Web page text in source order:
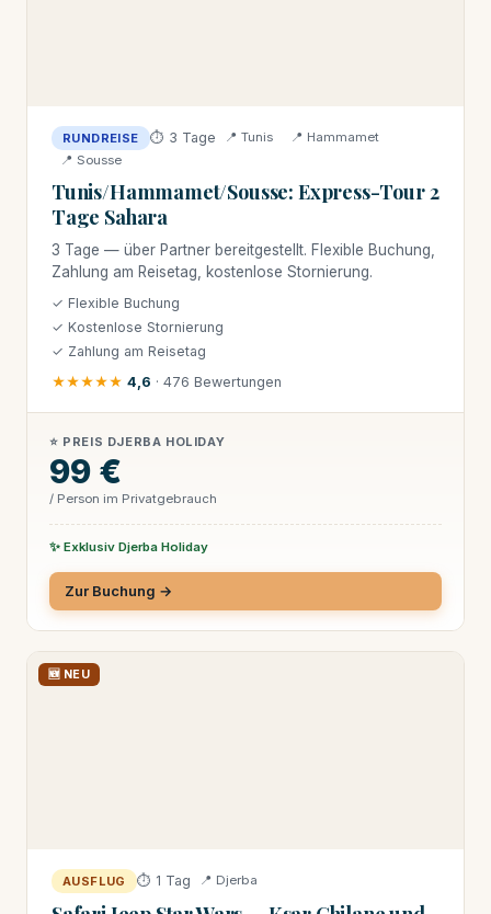
RUNDREISE ⏱ 3 Tage 📍 Tunis
📍 Hammamet
📍 Sousse
Tunis/Hammamet/Sousse: Express-Tour 2
Tage Sahara
3 Tage — über Partner bereitgestellt. Flexible Buchung,
Zahlung am Reisetag, kostenlose Stornierung.
✓ Flexible Buchung
✓ Kostenlose Stornierung
✓ Zahlung am Reisetag
★★★★★ 4,6 · 476 Bewertungen
⭐ PREIS DJERBA HOLIDAY
99 €
/ Person im Privatgebrauch
✨ Exklusiv Djerba Holiday
Zur Buchung →
🆕 NEU
AUSFLUG ⏱ 1 Tag 📍 Djerba